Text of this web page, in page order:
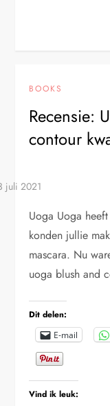
BOOKS
Recensie:
contour
Uoga Uoga
konden jullie
mascara. Nu
uoga blush and
Dit delen:
E-mail
Vind ik leuk: